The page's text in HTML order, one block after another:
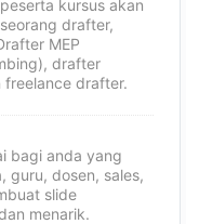
kursus akan
drafter,
MEP
drafter
drafter.
bagi anda yang
guru, dosen, sales,
slide
menarik.